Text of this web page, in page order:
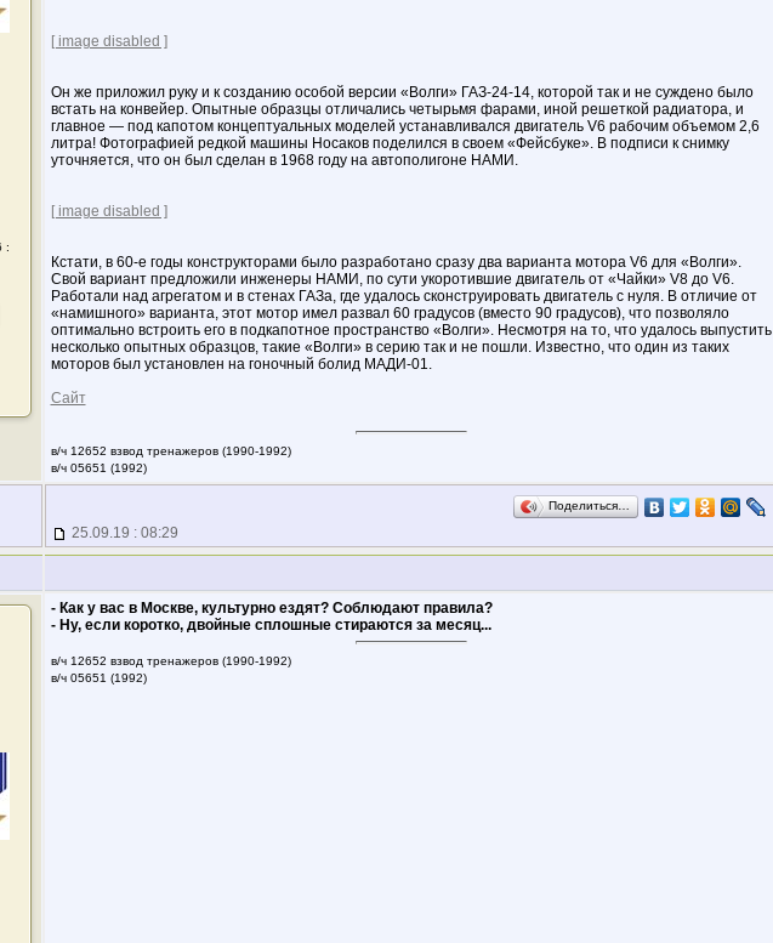
:
[ image disabled ]
Он же приложил руку и к созданию особой версии «Волги» ГАЗ-24-14, которой так и не суждено было
встать на конвейер. Опытные образцы отличались четырьмя фарами, иной решеткой радиатора, и
главное — под капотом концептуальных моделей устанавливался двигатель V6 рабочим объемом 2,6
литра! Фотографией редкой машины Носаков поделился в своем «Фейсбуке». В подписи к снимку
уточняется, что он был сделан в 1968 году на автополигоне НАМИ.
[ image disabled ]
Кстати, в 60-е годы конструкторами было разработано сразу два варианта мотора V6 для «Волги».
Свой вариант предложили инженеры НАМИ, по сути укоротившие двигатель от «Чайки» V8 до V6.
Работали над агрегатом и в стенах ГАЗа, где удалось сконструировать двигатель с нуля. В отличие от
«намишного» варианта, этот мотор имел развал 60 градусов (вместо 90 градусов), что позволяло
оптимально встроить его в подкапотное пространство «Волги». Несмотря на то, что удалось выпустить
несколько опытных образцов, такие «Волги» в серию так и не пошли. Известно, что один из таких
моторов был установлен на гоночный болид МАДИ-01.
Сайт
в/ч 12652 взвод тренажеров (1990-1992)
в/ч 05651 (1992)
Поделиться…
25.09.19 : 08:29
- Как у вас в Москве, культурно ездят? Соблюдают правила?
- Ну, если коротко, двойные сплошные стираются за месяц...
в/ч 12652 взвод тренажеров (1990-1992)
в/ч 05651 (1992)